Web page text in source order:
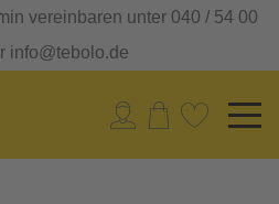
vereinbaren unter 040 / 54 00
info@tebolo.de